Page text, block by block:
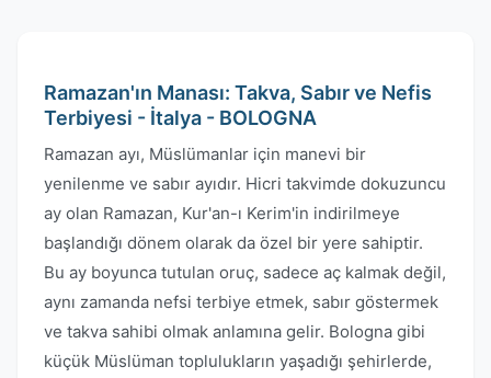
Ramazan'ın Manası: Takva, Sabır ve Nefis
Terbiyesi - İtalya - BOLOGNA
Ramazan ayı, Müslümanlar için manevi bir
yenilenme ve sabır ayıdır. Hicri takvimde dokuzuncu
ay olan Ramazan, Kur'an-ı Kerim'in indirilmeye
başlandığı dönem olarak da özel bir yere sahiptir.
Bu ay boyunca tutulan oruç, sadece aç kalmak değil,
aynı zamanda nefsi terbiye etmek, sabır göstermek
ve takva sahibi olmak anlamına gelir. Bologna gibi
küçük Müslüman toplulukların yaşadığı şehirlerde,